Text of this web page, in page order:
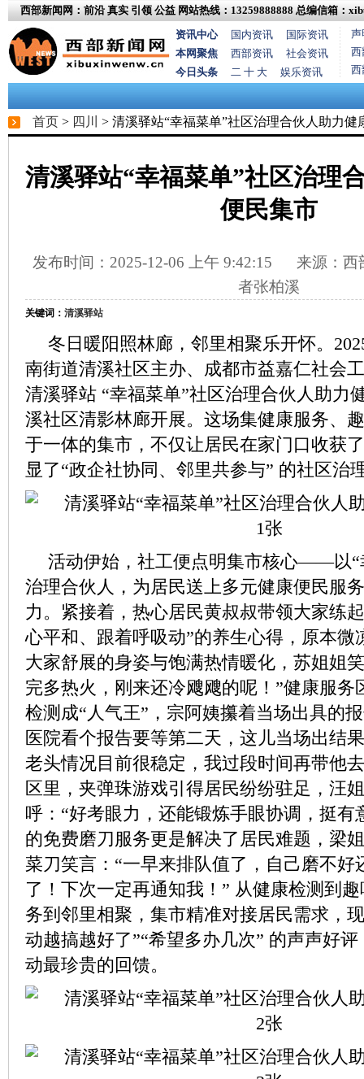
西部新闻网：前沿 真实 引领 公益 网站热线：13259888888 总编信箱：
资讯中心
国内资讯
国际资讯
本网聚焦
西部资讯
社会资讯
今日头条
二 十 大 娱乐资讯
声
西
西
首页 > 四川 > 清溪驿站“幸福菜单”社区治理合伙人助力健
清溪驿站“幸福菜单”社区治理
便民集市
发布时间：2025-12-06 上午 9:42:15 来源：西
者张柏溪
关键词： 清溪驿站
冬日暖阳照林廊，邻里相聚乐开怀。
南街道清溪社区主办、成都市益嘉仁社会
清溪驿站 “幸福菜单”社区治理合伙人助力
溪社区清影林廊开展。这场集健康服务、
于一体的集市，不仅让居民在家门口收获
显了“政企社协同、邻里共参与” 的社区治
活动伊始，社工便点明集市核心——以“
治理合伙人，为居民送上多元健康便民服
力。紧接着，热心居民黄叔叔带领大家练
心平和、跟着呼吸动”的养生心得，原本微
大家舒展的身姿与饱满热情暖化，苏姐姐
完多热火，刚来还冷飕飕的呢！”健康服务
检测成“人气王”，宗阿姨攥着当场出具的
医院看个报告要等第二天，这儿当场出结
老头情况目前很稳定，我过段时间再带他
区里，夹弹珠游戏引得居民纷纷驻足，汪
呼：“好考眼力，还能锻炼手眼协调，挺有
的免费磨刀服务更是解决了居民难题，梁
菜刀笑言：“一早来排队值了，自己磨不好
了！下次一定再通知我！” 从健康检测到
务到邻里相聚，集市精准对接居民需求，
动越搞越好了”“希望多办几次” 的声声好
动最珍贵的回馈。